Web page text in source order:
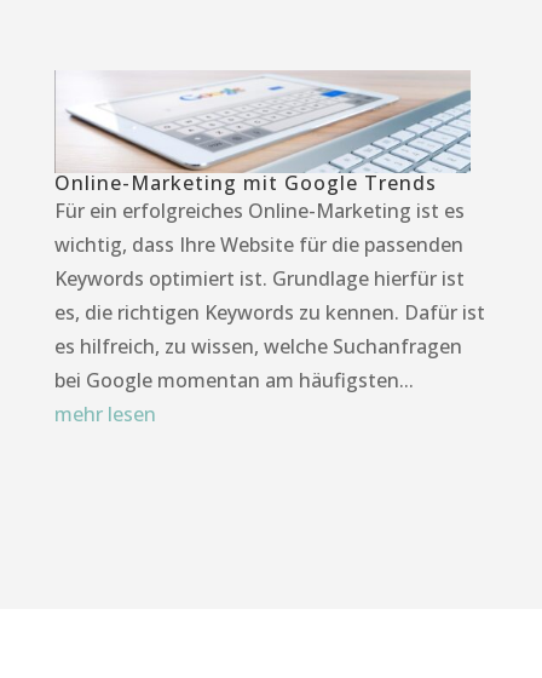
Online-Marketing mit Google Trends
Für ein erfolgreiches Online-Marketing ist es
wichtig, dass Ihre Website für die passenden
Keywords optimiert ist. Grundlage hierfür ist
es, die richtigen Keywords zu kennen. Dafür ist
es hilfreich, zu wissen, welche Suchanfragen
bei Google momentan am häufigsten...
mehr lesen